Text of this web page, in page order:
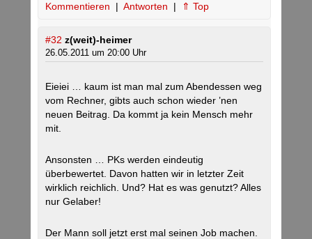
Kommentieren | Antworten | ⇑ Top
#32 z(weit)-heimer
26.05.2011 um 20:00 Uhr
Eieiei … kaum ist man mal zum Abendessen weg
vom Rechner, gibts auch schon wieder ’nen
neuen Beitrag. Da kommt ja kein Mensch mehr
mit.
Ansonsten … PKs werden eindeutig
überbewertet. Davon hatten wir in letzter Zeit
wirklich reichlich. Und? Hat es was genutzt? Alles
nur Gelaber!
Der Mann soll jetzt erst mal seinen Job machen.